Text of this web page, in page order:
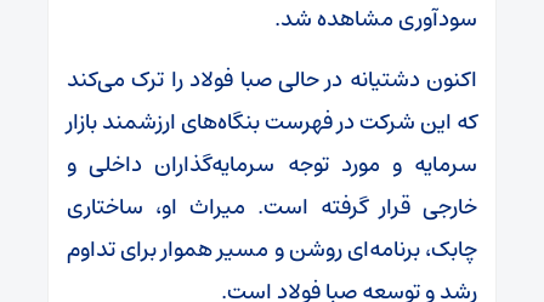
سودآوری مشاهده شد.
اکنون دشتیانه در حالی صبا فولاد را ترک می‌کند
که این شرکت در فهرست بنگاه‌های ارزشمند بازار
سرمایه و مورد توجه سرمایه‌گذاران داخلی و
خارجی قرار گرفته است. میراث او، ساختاری
چابک، برنامه‌ای روشن و مسیر هموار برای تداوم
رشد و توسعه صبا فولاد است.